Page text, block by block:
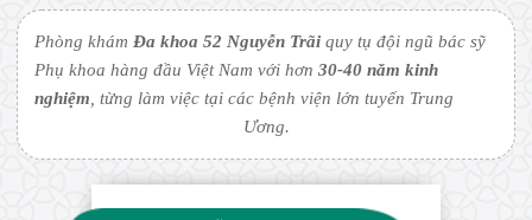
Phòng khámĐa khoa 52 Nguyễn Trãi quy tụ đội ngũ bác sỹ
Phụ khoa hàng đầu Việt Nam với hơn30-40 năm kinh
nghiệm, từng làm việc tại các bệnh viện lớn tuyến Trung
Ương.